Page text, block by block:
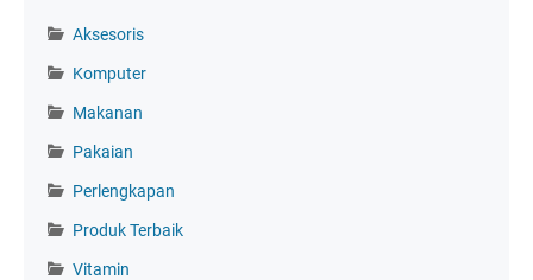
Aksesoris
Komputer
Makanan
Pakaian
Perlengkapan
Produk Terbaik
Vitamin